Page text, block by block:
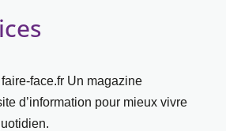
face.fr Un magazine
d’information pour mieux vivre